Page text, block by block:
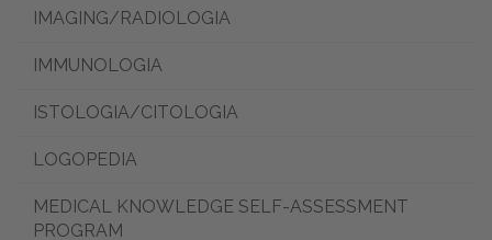
IMAGING/RADIOLOGIA
IMMUNOLOGIA
ISTOLOGIA/CITOLOGIA
LOGOPEDIA
MEDICAL KNOWLEDGE SELF-ASSESSMENT
PROGRAM